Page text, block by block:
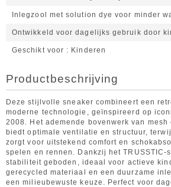
Inlegzool met solution dye voor minder
Ontwikkeld voor dagelijks gebruik door
Geschikt voor Kinderen
Productbeschrijving
Deze stijlvolle sneaker combineert een
moderne technologie, geïnspireerd op
2008. Het ademende bovenwerk van
biedt optimale ventilatie en structuur,
zorgt voor uitstekend comfort en
spelen en rennen. Dankzij het TRUSSTIC-
stabiliteit geboden, ideaal voor actieve
gerecycled materiaal en een duurzame
een milieubewuste keuze. Perfect voor